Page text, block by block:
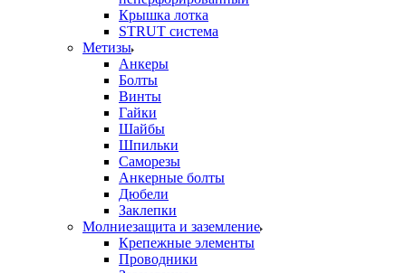
Крышка лотка
STRUT система
Метизы
Анкеры
Болты
Винты
Гайки
Шайбы
Шпильки
Саморезы
Анкерные болты
Дюбели
Заклепки
Молниезащита и заземление
Крепежные элементы
Проводники